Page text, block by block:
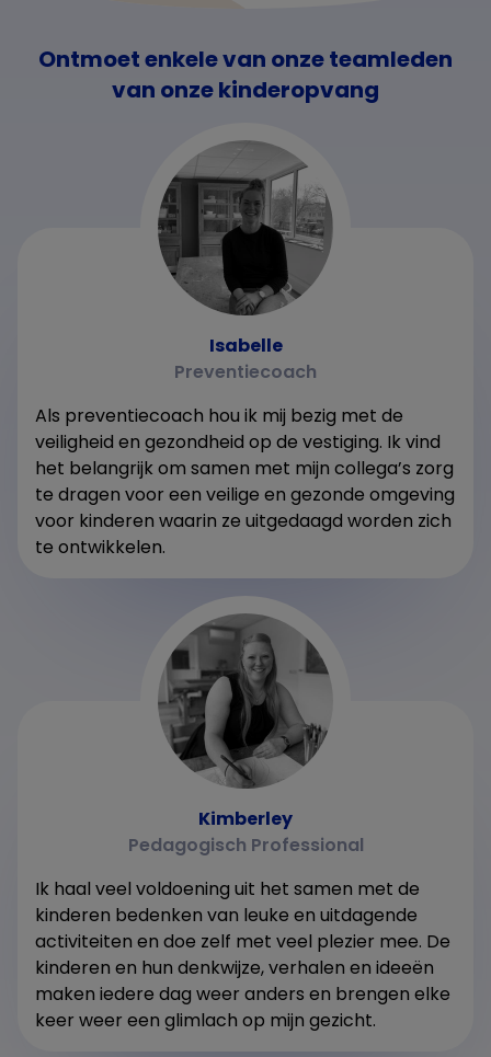
Ontmoet enkele van onze teamleden
van onze kinderopvang
Isabelle
Preventiecoach
Als preventiecoach hou ik mij bezig met de
veiligheid en gezondheid op de vestiging. Ik vind
het belangrijk om samen met mijn collega’s zorg
te dragen voor een veilige en gezonde omgeving
voor kinderen waarin ze uitgedaagd worden zich
te ontwikkelen.
Kimberley
Pedagogisch Professional
Ik haal veel voldoening uit het samen met de
kinderen bedenken van leuke en uitdagende
activiteiten en doe zelf met veel plezier mee. De
kinderen en hun denkwijze, verhalen en ideeën
maken iedere dag weer anders en brengen elke
keer weer een glimlach op mijn gezicht.